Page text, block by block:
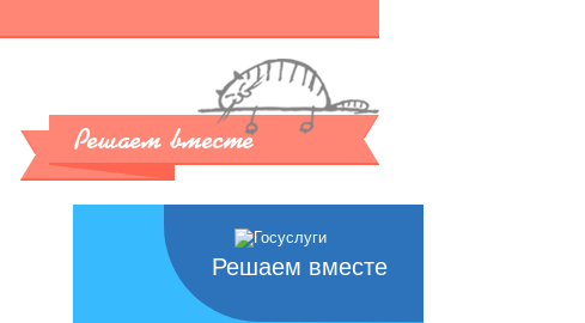
Решаем вместе
Решаем вместе